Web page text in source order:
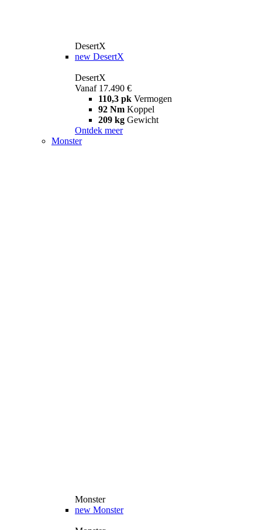
DesertX
new DesertX
DesertX
Vanaf 17.490 €
110,3 pk Vermogen
92 Nm Koppel
209 kg Gewicht
Ontdek meer
Monster
Monster
new Monster